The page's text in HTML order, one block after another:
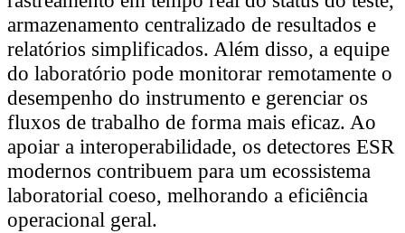
armazenamento centralizado de resultados e
relatórios simplificados. Além disso, a equipe
do laboratório pode monitorar remotamente o
desempenho do instrumento e gerenciar os
fluxos de trabalho de forma mais eficaz. Ao
apoiar a interoperabilidade, os detectores ESR
modernos contribuem para um ecossistema
laboratorial coeso, melhorando a eficiência
operacional geral.